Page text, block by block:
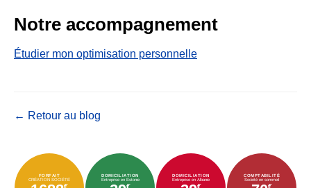
Notre accompagnement
Étudier mon optimisation personnelle
← Retour au blog
FORFAIT
CRÉATION SOCIÉTÉ
DOMICILIATION
Entreprise en Estonie
DOMICILIATION
Entreprise en Albanie
COMPTABILITÉ
Société en sommeil